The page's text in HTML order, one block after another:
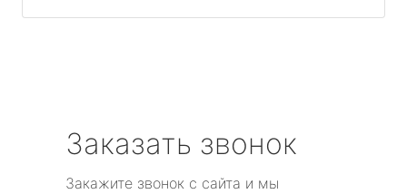
Заказать звонок
Закажите звонок с сайта и мы